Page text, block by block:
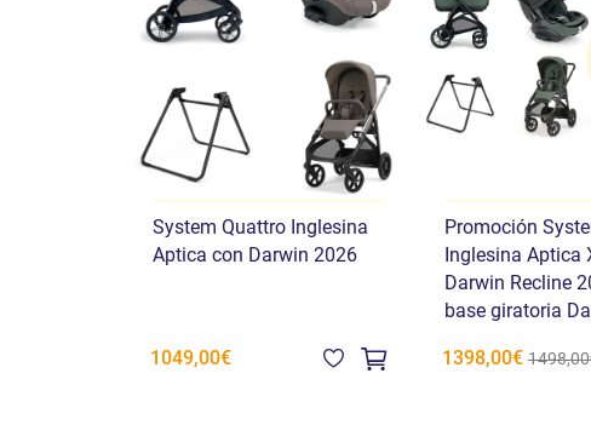
System Quattro Inglesina
Aptica con Darwin 2026
1049,00€
Promoción
Inglesina Aptica
Darwin Recline
base giratoria
1398,00€